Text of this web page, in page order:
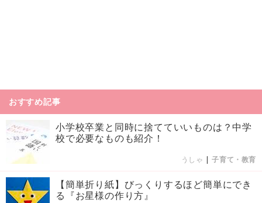
おすすめ記事
小学校卒業と同時に捨てていいものは？中学
校で必要なものも紹介！
うしゃ |子育て・教育
【簡単折り紙】びっくりするほど簡単にでき
る『お星様の作り方』